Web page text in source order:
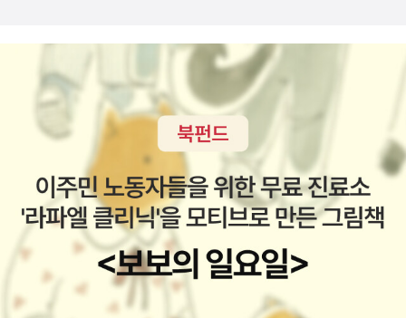
해는데?”현아가 대뜸 말을 걸었다. 그런 질문을 할 줄 몰랐다.“정
말 알고 싶어?”“응”“넌 네가 하고 싶은 대로 해. 그리고 사과하면
끝인 줄 알아.”“내가?”“그래, 친구들을 진심으로 대하면 좋겠
어.”“...... 그렇게 할게.”현아가 내 말을 받아 줘서 다행이었다.“나
래야.“현아가 다시 불렀다.”왜?“”그럼 우리, 예전처럼 친하게 지
내는 거지?“나는 그 질문엔 바로 대답하지 못했다. 갑자기 가슴
이 답답했다....(중략) ”아니, 그러고 싶지 않아.“​있는 그대로, 하
지만 쉽게 꺼낼 수 없었던 고민 끝에 이야기 한 결심을 말하고도
나래는 자신이 나쁜 애가 된 것 같아 불편했다. 하지만 어쩐지 마
음이 조금씩 편안해졌다.아이들이 관계에서 오는 불편감을 무조
건 삼켜야 한다고 가르쳐서는 안된다.왜 불편한지, 어떤 차이에서
나 빠지면 우리반이 아닌것이죠.​​동화집의 특징이 아주 잘 담긴 허
수의정체.각각의 이야기가 너무 흥미로운 전개로 펼쳐지고 있어
서 허수의정체 2가 나오면 좋겠어요.이 이야기들의 뒷이야기가
너무 궁금해요!!!